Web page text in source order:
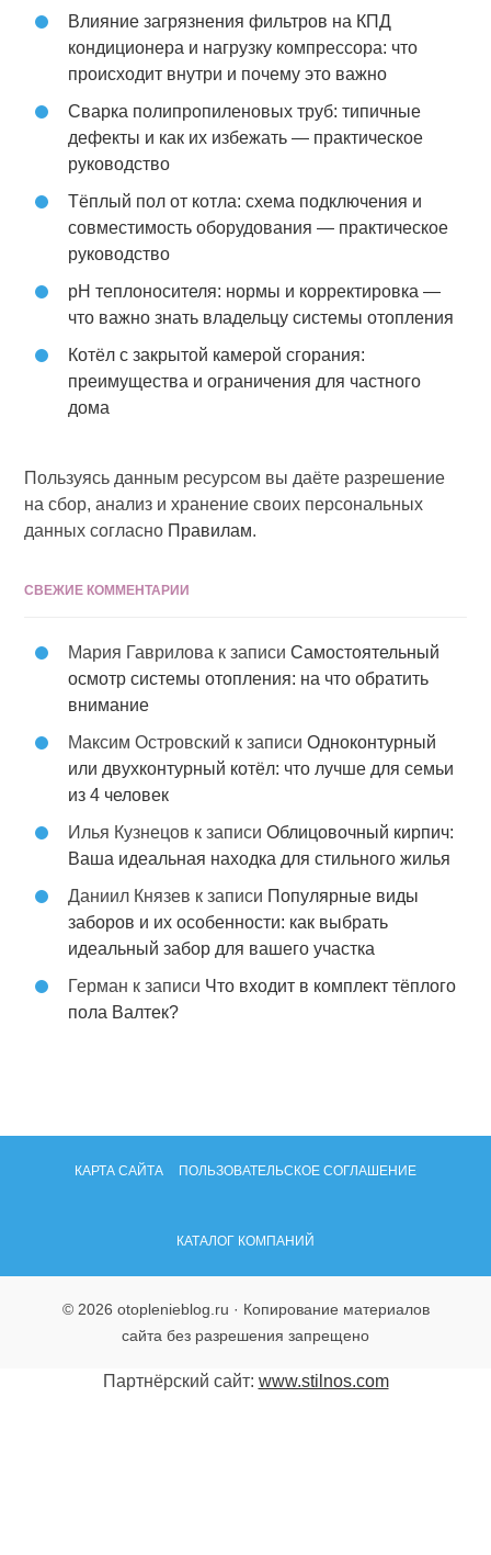
Влияние загрязнения фильтров на КПД
кондиционера и нагрузку компрессора: что
происходит внутри и почему это важно
Сварка полипропиленовых труб: типичные
дефекты и как их избежать — практическое
руководство
Тёплый пол от котла: схема подключения и
совместимость оборудования — практическое
руководство
pH теплоносителя: нормы и корректировка —
что важно знать владельцу системы отопления
Котёл с закрытой камерой сгорания:
преимущества и ограничения для частного
дома
Пользуясь данным ресурсом вы даёте разрешение
на сбор, анализ и хранение своих персональных
данных согласно Правилам.
СВЕЖИЕ КОММЕНТАРИИ
Мария Гаврилова к записиСамостоятельный
осмотр системы отопления: на что обратить
внимание
Максим Островский к записиОдноконтурный
или двухконтурный котёл: что лучше для семьи
из 4 человек
Илья Кузнецов к записиОблицовочный кирпич:
Ваша идеальная находка для стильного жилья
Даниил Князев к записи Популярные виды
заборов и их особенности: как выбрать
идеальный забор для вашего участка
Герман к записи Что входит в комплект тёплого
пола Валтек?
КАРТА САЙТА ПОЛЬЗОВАТЕЛЬСКОЕ СОГЛАШЕНИЕ
КАТАЛОГ КОМПАНИЙ
© 2026 otoplenieblog.ru · Копирование материалов
сайта без разрешения запрещено
Партнёрский сайт: www.stilnos.com